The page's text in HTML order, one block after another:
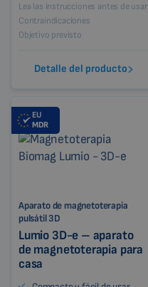
Lea las instrucciones antes de usar
Contraindicaciones
Objetivo previsto
Detalle del producto
EU
MDR
Aparato de magnetoterapia
pulsátil 3D
Lumio 3D-e – aparato
de magnetoterapia para
casa